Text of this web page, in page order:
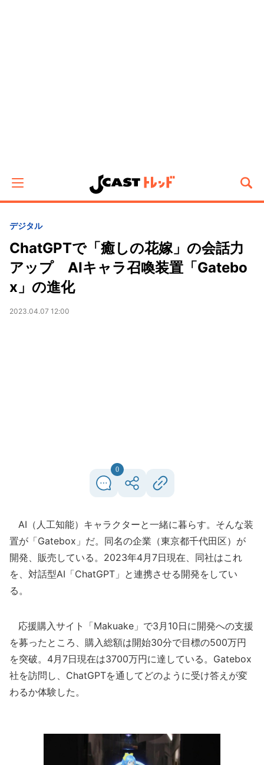
デジタル
ChatGPTで「癒しの花嫁」の会話力
アップ AIキャラ召喚装置「Gatebo
x」の進化
2023.04.07 12:00
0
AI（人工知能）キャラクターと一緒に暮らす。そんな装
置が「Gatebox」だ。同名の企業（東京都千代田区）が
開発、販売している。2023年4月7日現在、同社はこれ
を、対話型AI「ChatGPT」と連携させる開発をしてい
る。
応援購入サイト「Makuake」で3月10日に開発への支援
を募ったところ、購入総額は開始30分で目標の500万円
を突破。4月7日現在は3700万円に達している。Gatebox
社を訪問し、ChatGPTを通してどのように受け答えが変
わるか体験した。